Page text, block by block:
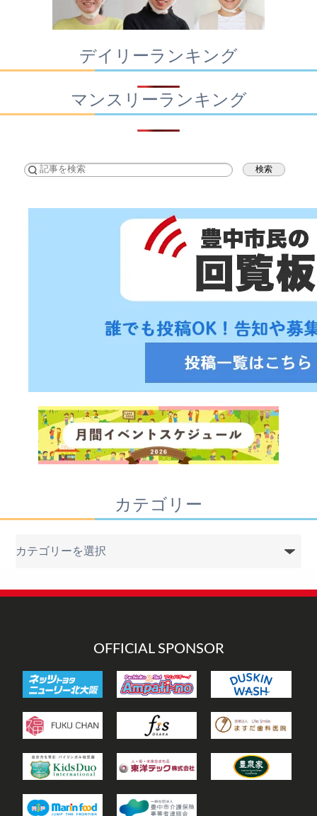
デイリーランキング
マンスリーランキング
検索
カテゴリー
リ
OFFICIAL SPONSOR